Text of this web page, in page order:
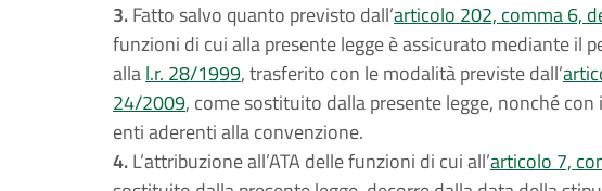
3.Fatto salvo quanto previsto dall’articolo 202, comma 6,
funzioni di cui alla presente legge è assicurato mediante il
allal.r. 28/1999, trasferito con le modalità previste dall’
24/2009, come sostituito dalla presente legge, nonché
enti aderenti alla convenzione.
4.L’attribuzione all’ATA delle funzioni di cui all’articolo 7,